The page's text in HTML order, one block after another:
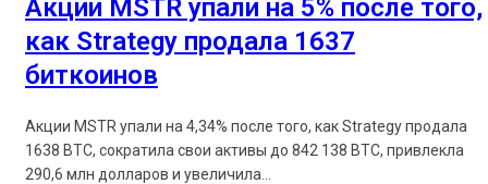
Акции MSTR упали на 5% после того,
как Strategy продала 1637
биткоинов
Акции MSTR упали на 4,34% после того, как Strategy продала
1638 BTC, сократила свои активы до 842 138 BTC, привлекла
290,6 млн долларов и увеличила...